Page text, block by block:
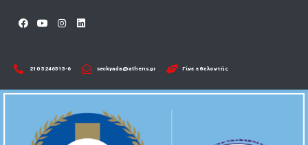
210 5246515-6​ seckyada@athens.gr Γίνε εθελοντής